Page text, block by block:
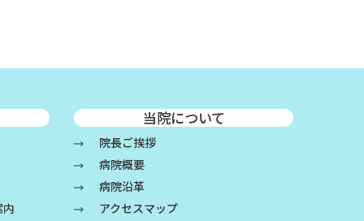
当院について
院長ご挨拶
病院概要
病院沿革
アクセスマップ